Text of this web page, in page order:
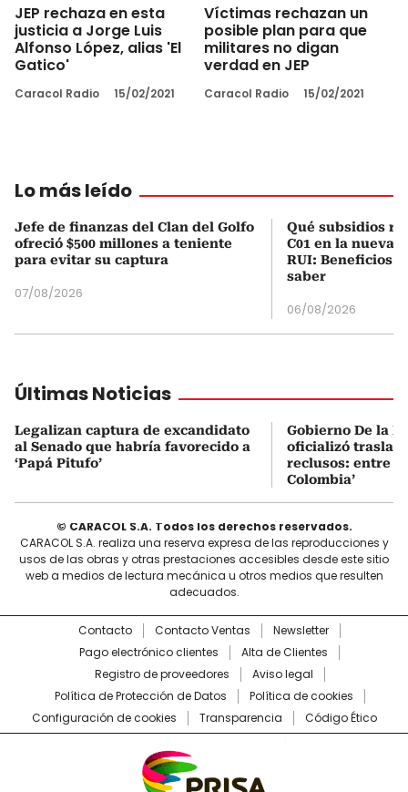
JEP rechaza en esta
justicia a Jorge Luis
Alfonso López, alias 'El
Gatico'
Caracol Radio 15/02/2021
Víctimas rechazan un
posible plan para que
militares no digan
verdad en JEP
Caracol Radio 15/02/2021
Lo más leído
Jefe de finanzas del Clan del Golfo
ofreció $500 millones a teniente
para evitar su captura
07/08/2026
Qué subsidios
C01 en la nueva
RUI: Beneficios
saber
06/08/2026
Últimas Noticias
Legalizan captura de excandidato
al Senado que habría favorecido a
‘Papá Pitufo’
Gobierno De la
oficializó
reclusos: entre
Colombia’
© CARACOL S.A. Todos los derechos reservados.
CARACOL S.A. realiza una reserva expresa de las reproducciones y
usos de las obras y otras prestaciones accesibles desde este sitio
web a medios de lectura mecánica u otros medios que resulten
adecuados.
Contacto Contacto Ventas
Newsletter
Pago electrónico clientes
Alta de Clientes
Registro de proveedores
Aviso legal
Política de Protección de Datos
Política de cookies
Configuración de cookies
Transparencia Código Ético